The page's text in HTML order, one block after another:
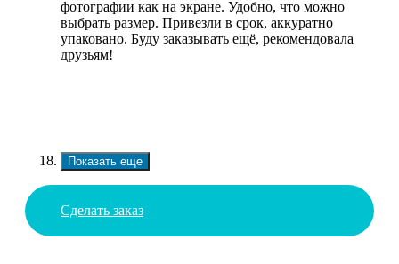
фотографии как на экране. Удобно, что можно
выбрать размер. Привезли в срок, аккуратно
упаковано. Буду заказывать ещё, рекомендовала
друзьям!
Показать еще
Сделать заказ